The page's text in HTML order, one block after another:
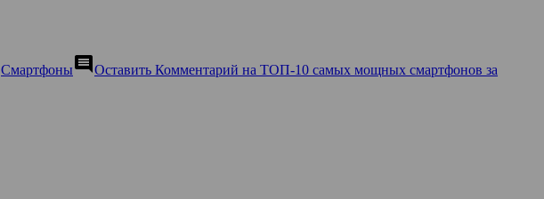
Смартфоныcomment Оставить Комментарий на ТОП-10 самых мощных смартфонов за